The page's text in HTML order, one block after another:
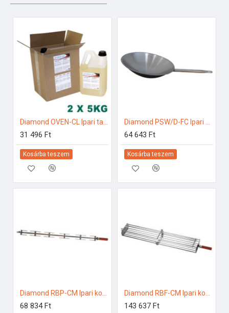
31 496 Ft
Kosárba teszem
64 643 Ft
Kosárba teszem
68 834 Ft 143 637 Ft